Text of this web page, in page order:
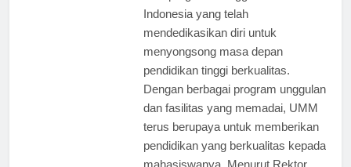
satu perguruan tinggi ternama di
Indonesia yang telah
mendedikasikan diri untuk
menyongsong masa depan
pendidikan tinggi berkualitas.
Dengan berbagai program unggulan
dan fasilitas yang memadai, UMM
terus berupaya untuk memberikan
pendidikan yang berkualitas kepada